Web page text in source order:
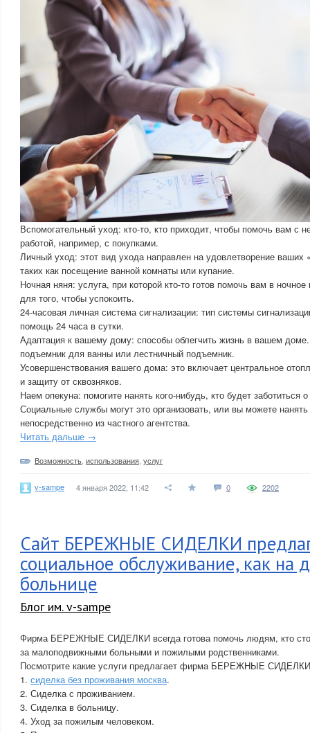
Вспомогательный уход: кто-то, кто приходит, чтобы помочь вам с
работой, например, с покупками.
Личный уход: этот вид ухода направлен на удовлетворение ваших
таких как посещение ванной комнаты или купание.
Ночная няня: услуга, при которой кто-то готов помочь вам в
для того, чтобы успокоить.
24-часовая личная система сигнализации: тип системы
помощь 24 часа в сутки.
Адаптация к вашему дому: способы облегчить жизнь в вашем
подъемник для ванны или лестничный подъемник.
Усовершенствования вашего дома: это включает центральное
и защиту от сквозняков.
Наем опекуна: помогите нанять кого-нибудь, кто будет заботиться
Социальные службы могут это организовать, или вы можете нанять
непосредственно из частного агентства.
Читать дальше →
Возможность использования услуг
v-sampe 4 января 2022, 11:42 0 2202
Сайт БЕРЕЖНЫЕ СИДЕЛКИ
социальное обслуживание, как на
больнице
Блог им. v-sampe
Фирма БЕРЕЖНЫЕ СИДЕЛКИ всегда готова помочь людям, кто
за малоподвижными больными и пожилыми родственниками.
Посмотрите какие услуги предлагает фирма БЕРЕЖНЫЕ
1. сиделка без проживания москва.
2. Сиделка с проживанием.
3. Сиделка в больницу.
4. Уход за пожилым человеком.